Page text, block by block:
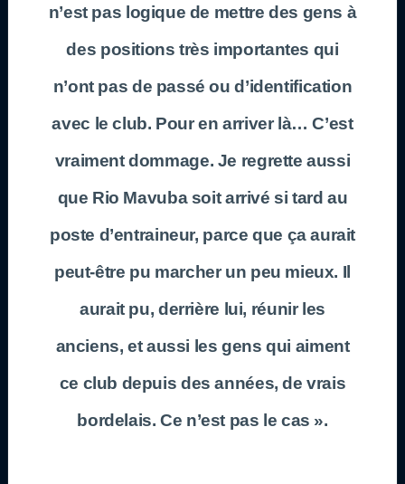
n’est pas logique de mettre des gens à
des positions très importantes qui
n’ont pas de passé ou d’identification
avec le club. Pour en arriver là… C’est
vraiment dommage. Je regrette aussi
que Rio Mavuba soit arrivé si tard au
poste d’entraineur, parce que ça aurait
peut-être pu marcher un peu mieux. Il
aurait pu, derrière lui, réunir les
anciens, et aussi les gens qui aiment
ce club depuis des années, de vrais
bordelais. Ce n’est pas le cas ».